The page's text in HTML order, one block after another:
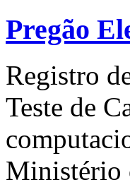
Pregão
Registro
Teste de
Ministério